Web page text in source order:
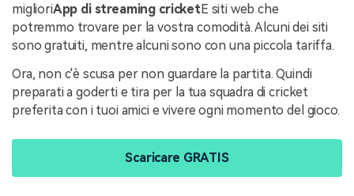
miglioriApp di streaming cricketE siti web che
potremmo trovare per la vostra comodità. Alcuni dei siti
sono gratuiti, mentre alcuni sono con una piccola tariffa.
Ora, non c'è scusa per non guardare la partita. Quindi
preparati a goderti e tira per la tua squadra di cricket
preferita con i tuoi amici e vivere ogni momento del gioco.
Scaricare GRATIS